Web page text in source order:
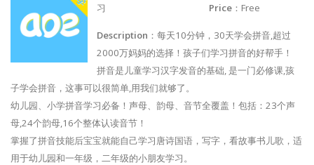
习
Price ：Free
Description ：每天10分钟，30天学会拼音,超过
2000万妈妈的选择！孩子们学习拼音的好帮手！
拼音是儿童学习汉字发音的基础, 是一门必修课,孩
子学会拼音，这事可以很简单,用我们就够了。
幼儿园、小学拼音学习必备！声母、韵母、音节全覆盖！包括：23个声
母,24个韵母,16个整体认读音节！
掌握了拼音技能后宝宝就能自己学习唐诗国语，写字，看故事书儿歌，适
用于幼儿园和一年级，二年级的小朋友学习。